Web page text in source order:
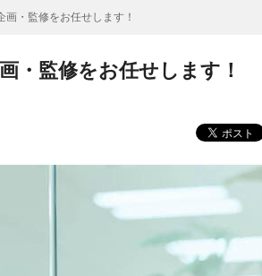
画・監修をお任せします！
・監修をお任せします！